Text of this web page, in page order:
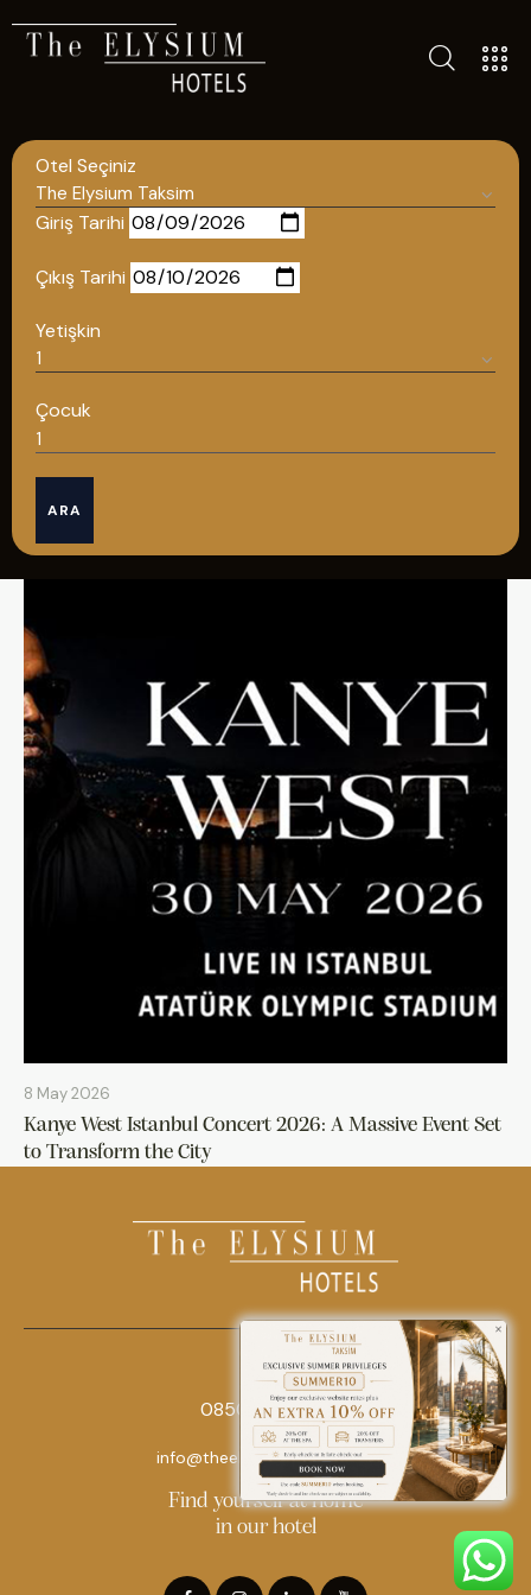
Otel Seçiniz
Giriş Tarihi
Çıkış Tarihi
Yetişkin
Çocuk
ARA
8 May 2026
Kanye West Istanbul Concert 2026: A Massive Event Set
to Transform the City
0850 242 18 18
info@theelysiumhotels.com
Find yourself at home
in our hotel
ALL HOTELS
POLICIES
TÜRKÇE
English